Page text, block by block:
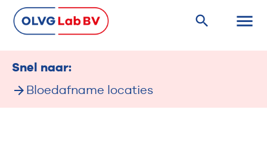
Snel naar:
Bloedafname locaties